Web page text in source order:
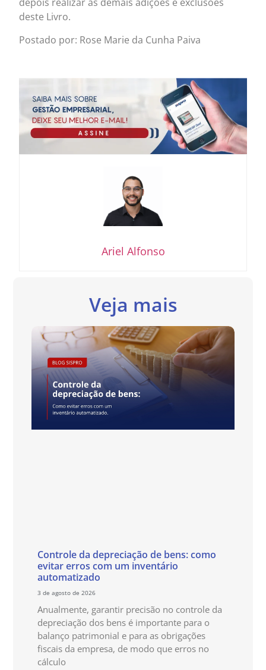
deste Livro.
Postado por: Rose Marie da Cunha Paiva
Ariel Alfonso
Veja mais
Controle da depreciação de bens: como
evitar erros com um inventário
automatizado
3 de agosto de 2026
Anualmente, garantir precisão no controle da
depreciação dos bens é importante para o
balanço patrimonial e para as obrigações
fiscais da empresa, de modo que erros no
cálculo